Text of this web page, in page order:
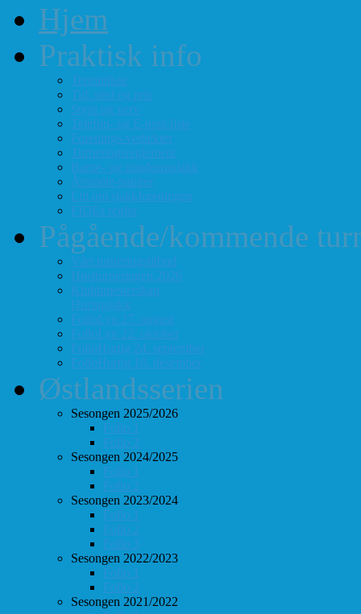
Hjem
Praktisk info
Terminliste
Tid, sted og pris
Styre og verv
Telefon- og E-post-liste
Forenings-vedtekter
Turneringsreglement
Barne- og ungdomssjakk
Årsmøte-papirer
Litt om sjakkforeningen
FIDEs regler
Pågående/kommende
Vårt turneringstilbud
Høstturneringen 2026
Klubbmesterskap
Hurtigsjakk
FolloLyn 27. august
FolloLyn 22. oktober
FolloHurtig 24. september
FolloHurtig 10. desember
Østlandsserien
Sesongen 2025/2026
Follo 1
Follo 2
Sesongen 2024/2025
Follo 1
Follo 2
Sesongen 2023/2024
Follo 1
Follo 2
Follo 3
Sesongen 2022/2023
Follo 1
Follo 2
Sesongen 2021/2022